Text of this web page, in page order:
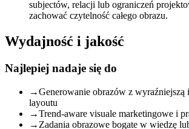
subjectów, relacji lub ograniczeń
zachować czytelność całego obrazu.
Wydajność i jakość
Najlepiej nadaje się do
→Generowanie obrazów z wyraźniejszą
layoutu
→Trend-aware visuale marketingowe i
→ Zadania obrazowe bogate w wiedzę